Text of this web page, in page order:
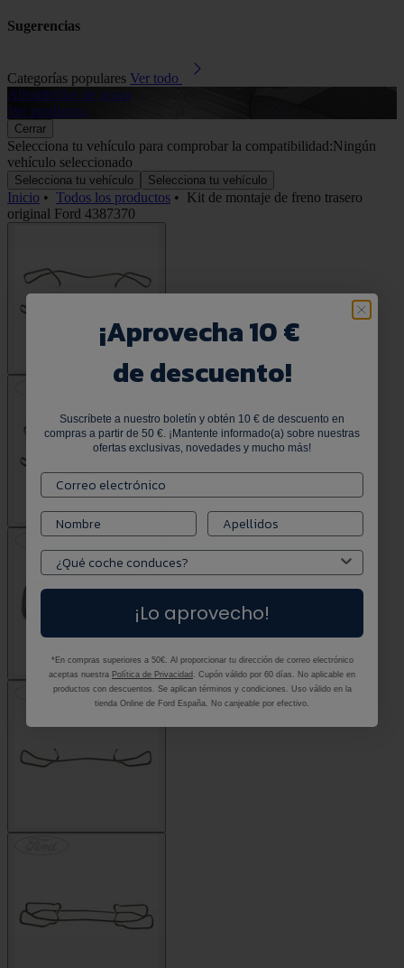
Sugerencias
Categorías populares Ver todo
Alfombrillas de goma
Ver productos
Cerrar
Selecciona tu vehículo para comprobar la compatibilidad:Ningún
vehículo seleccionado
Selecciona tu vehículo Selecciona tu vehículo
Inicio • Todos los productos • Kit de montaje de freno trasero
original Ford 4387370
¡Aprovecha 10 €
de descuento!
Suscríbete a nuestro boletín y obtén 10 € de descuento en
compras a partir de 50 €. ¡Mantente informado(a) sobre nuestras
ofertas exclusivas, novedades y mucho más!
¡Lo aprovecho!
*En compras superiores a 50€. Al proporcionar tu dirección de correo electrónico
aceptas nuestra Política de Privacidad . Cupón válido por 60 días. No aplicable en
productos con descuentos. Se aplican términos y condiciones. Uso válido en la
tienda Online de Ford España. No canjeable por efectivo.